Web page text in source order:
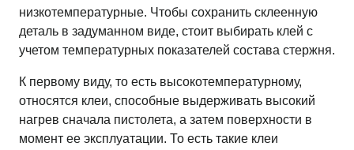
низкотемпературные. Чтобы сохранить склеенную
деталь в задуманном виде, стоит выбирать клей с
учетом температурных показателей состава стержня.
К первому виду, то есть высокотемпературному,
относятся клеи, способные выдерживать высокий
нагрев сначала пистолета, а затем поверхности в
момент ее эксплуатации. То есть такие клеи